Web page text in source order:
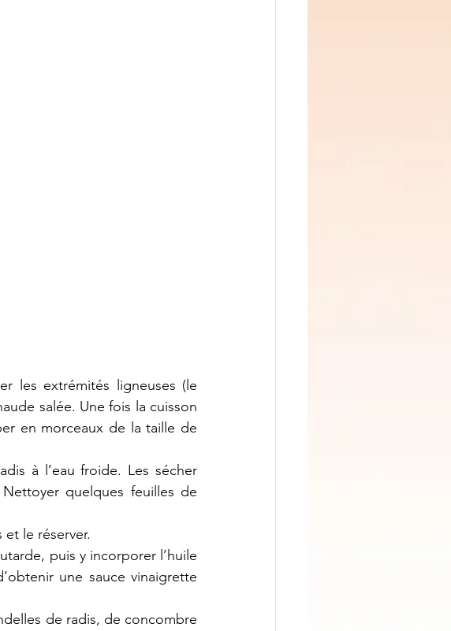
les extrémités ligneuses (le
salée. Une fois la cuisson
en morceaux de la taille de
à l’eau froide. Les sécher
quelques feuilles de
le réserver.
puis y incorporer l’huile
une sauce vinaigrette
de radis, de concombre